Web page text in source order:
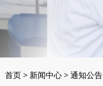
首页> 新闻中心>通知公告